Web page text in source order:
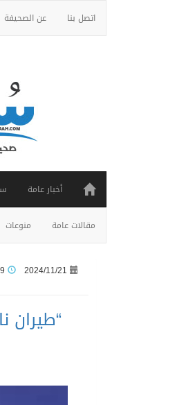
اتصل بنا عن الصحيفة
أخبار عامة
مقالات عامة منوعات
2024/11/21